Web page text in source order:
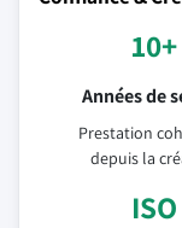
10+
Années de
Prestation
depuis la
ISO